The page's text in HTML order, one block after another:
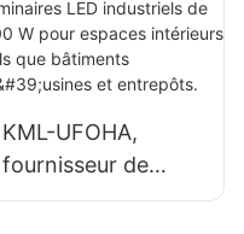
intérieurs tels que
les ateliers de
réparation et les
KML-UFOHA,
fournisseur de
luminaires LED